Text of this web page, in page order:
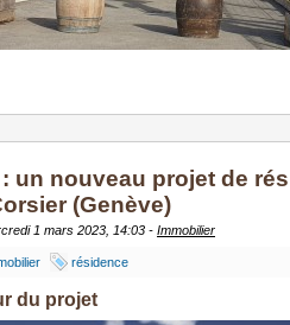
un nouveau projet de
(Genève)
1 mars 2023, 14:03 - Immobilier
résidence
du projet